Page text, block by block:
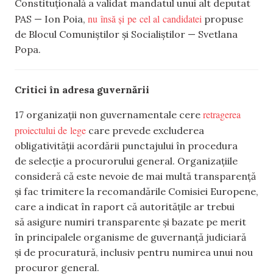
Constituțională a validat mandatul unui alt deputat
PAS — Ion Poia, nu însă și pe cel al candidatei propuse
de Blocul Comuniștilor și Socialiștilor — Svetlana
Popa.
Critici în adresa guvernării
17 organizații non guvernamentale cere retragerea
proiectului de lege care prevede excluderea
obligativității acordării punctajului în procedura
de selecție a procurorului general. Organizațiile
consideră că este nevoie de mai multă transparență
și fac trimitere la recomandările Comisiei Europene,
care a indicat în raport că autoritățile ar trebui
să asigure numiri transparente și bazate pe merit
în principalele organisme de guvernanță judiciară
și de procuratură, inclusiv pentru numirea unui nou
procuror general.